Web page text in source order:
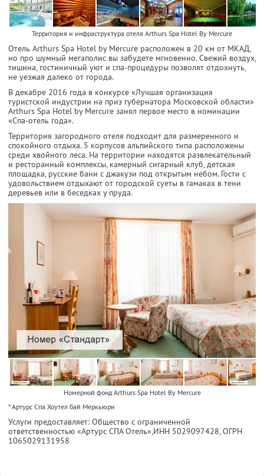
Территория и инфраструктура отеля Arthurs Spa Hotel By Mercure
Отель Arthurs Spa Hotel by Mercure расположен в 20 км от МКАД,
но про шумный мегаполис вы забудете мгновенно. Свежий воздух,
тишина, гостиничный уют и спа-процедуры позволят отдохнуть,
не уезжая далеко от города.
В декабре 2016 года в конкурсе «Лучшая организация
туристской индустрии на приз губернатора Московской области»
Arthurs Spa Hotel by Mercure занял первое место в номинации
«Спа-отель года».
Территория загородного отеля подходит для размеренного и
спокойного отдыха. 5 корпусов альпийского типа расположены
среди хвойного леса. На территории находятся развлекательный
и ресторанный комплексы, камерный сигарный клуб, детская
площадка, русские бани с джакузи под открытым небом. Гости с
удовольствием отдыхают от городской суеты в гамаках в тени
деревьев или в беседках у пруда.
Номерной фонд Arthurs Spa Hotel By Mercure
* Артурс Спа Хоутел бай Меркьюри
Услуги предоставляет: Общество с ограниченной
ответственностью «Артурс СПА Отель»,ИНН 5029097428, ОГРН
1065029131958